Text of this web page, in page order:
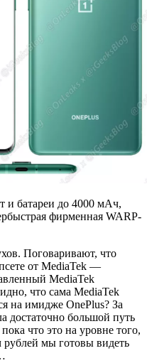
и батареи до 4000 мАч,
фирменная WARP-
Поговаривают, что
от MediaTek —
MediaTek
что сама MediaTek
на имидже OnePlus? За
достаточно большой путь
что это на уровне того,
рублей мы готовы видеть